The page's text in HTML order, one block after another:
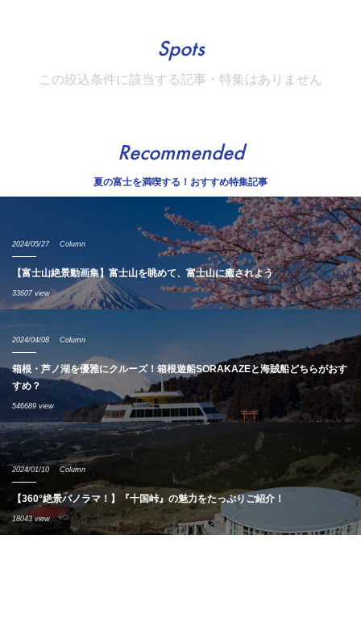
Spots
この絞込条件に該当する記事・特集はありません
Recommended
夏の富士を満喫する！おすすめ特集記事
2024/05/27 Column
【富士山絶景動画集】富士山を眺めて、富士山に癒されよう
33607 view
2024/04/08 Column
箱根・芦ノ湖を優雅にクルーズ！箱根遊船SORAKAZEと海賊船どちらがおす
すめ？
546689 view
2024/01/10 Column
【360°絶景パノラマ！】『十国峠』の魅力をたっぷりご紹介！
18043 view